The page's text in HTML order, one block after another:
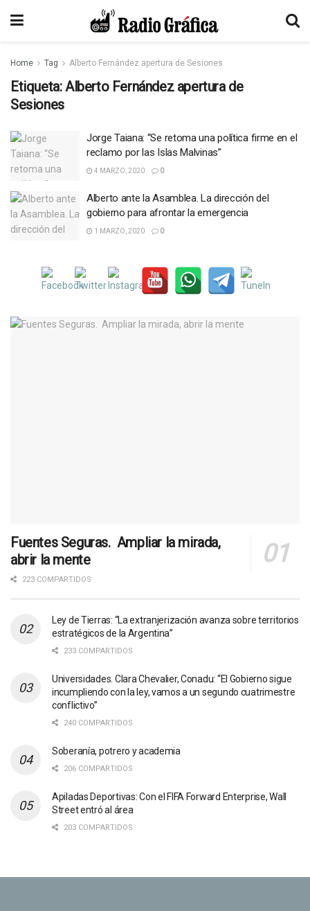
Home Tag Alberto Fernández apertura de Sesiones
Etiqueta:Alberto Fernández apertura de
Sesiones
Jorge Taiana: “Se retoma una política firme en el
reclamo por las Islas Malvinas”
4 MARZO, 2020 0
Alberto ante la Asamblea. La dirección del
gobierno para afrontar la emergencia
1 MARZO, 2020 0
Fuentes Seguras. Ampliar la mirada,
abrir la mente
223 COMPARTIDOS
Ley de Tierras: “La extranjerización avanza sobre territorios
estratégicos de la Argentina”
233 COMPARTIDOS
Universidades. Clara Chevalier, Conadu: “El Gobierno sigue
incumpliendo con la ley, vamos a un segundo cuatrimestre
conflictivo”
240 COMPARTIDOS
Soberanía, potrero y academia
206 COMPARTIDOS
Apiladas Deportivas: Con el FIFA Forward Enterprise, Wall
Street entró al área
203 COMPARTIDOS